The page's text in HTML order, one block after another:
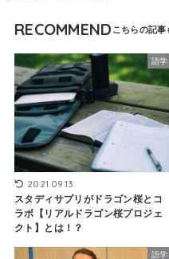
RECOMMEND
語学
2021.09.13
スタディサプリがドラゴン桜とコ
ラボ【リアルドラゴン桜プロジェ
クト】とは！？
語学